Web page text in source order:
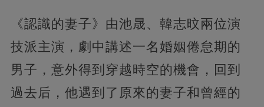
《認識的妻子》由池晟、韓志旼兩位演
技派主演，劇中講述一名婚姻倦怠期的
男子，意外得到穿越時空的機會，回到
過去后，他遇到了原來的妻子和曾經的